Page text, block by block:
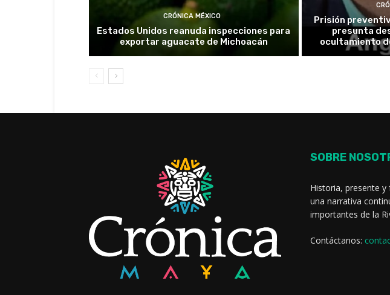
CRÓNICA MÉXICO
Estados Unidos reanuda inspecciones para
exportar aguacate de Michoacán
Prisión
presunta
ocultamiento
SOBRE
Historia, presente
una narrativa
importantes de la
Contáctanos: